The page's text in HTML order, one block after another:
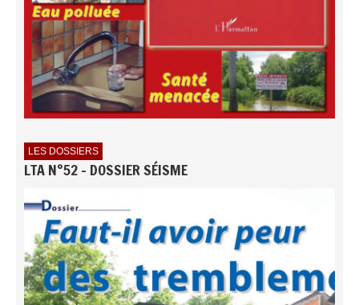
LES DOSSIERS
LTA N°52 - DOSSIER SÉISME